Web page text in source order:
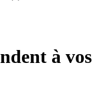
à vos